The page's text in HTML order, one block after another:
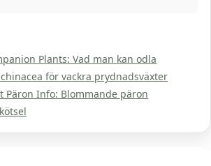
Plants: Vad man kan odla
för vackra prydnadsväxter
Päron Info: Blommande päron